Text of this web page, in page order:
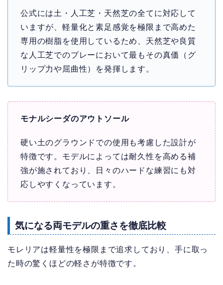
公式には土・人工芝・天然芝の全てに対応して
いますが、軽量化と素足感覚を極限まで高めた
専用の樹脂を使用しているため、天然芝や良質
な人工芝でのプレーにおいて最もその真価（グ
リップ力や屈曲性）を発揮します。
モナルシーダのアウトソール
硬い土のグラウンドでの使用も考慮した設計が
特徴です。モデルによっては耐久性を高める補
強が施されており、日々のハードな練習にも対
応しやすくなっています。
気になる両モデルの重さを徹底比較
モレリアは軽量性を極限まで追求しており、手に取っ
た時の驚くほどの軽さが特徴です。